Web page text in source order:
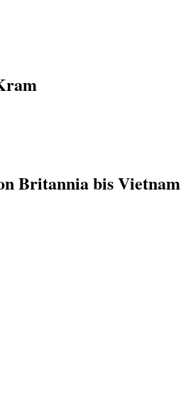
Britannia bis Vietnam